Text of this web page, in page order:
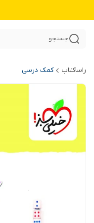
جستجو
راساکتاب کمک درسی